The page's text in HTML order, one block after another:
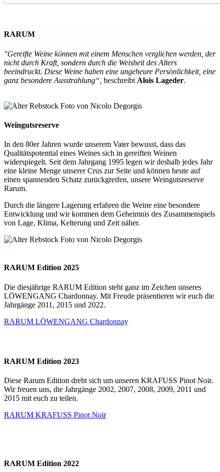
RARUM
"Gereifte Weine können mit einem Menschen verglichen werden, der
nicht durch Kraft, sondern durch die Weisheit des Alters
beeindruckt. Diese Weine haben eine ungeheure Persönlichkeit, eine
ganz besondere Ausstrahlung“, beschreibt Alois Lageder.
Weingutsreserve
In den 80er Jahren wurde unserem Vater bewusst, dass das
Qualitätspotential eines Weines sich in gereiften Weinen
widerspiegelt. Seit dem Jahrgang 1995 legen wir deshalb jedes Jahr
eine kleine Menge unserer Crus zur Seite und können heute auf
einen spannenden Schatz zurückgreifen, unsere Weingutsreserve
Rarum.
Durch die längere Lagerung erfahren die Weine eine besondere
Entwicklung und wir kommen dem Geheimnis des Zusammenspiels
von Lage, Klima, Kelterung und Zeit näher.
RARUM Edition 2025
Die diesjährige RARUM Edition steht ganz im Zeichen unseres
LÖWENGANG Chardonnay. Mit Freude präsentieren wir euch die
Jahrgänge 2011, 2015 und 2022.
RARUM LÖWENGANG Chardonnay
RARUM Edition 2023
Diese Rarum Edition dreht sich um unseren KRAFUSS Pinot Noir.
Wir freuen uns, die Jahrgänge 2002, 2007, 2008, 2009, 2011 und
2015 mit euch zu teilen.
RARUM KRAFUSS Pinot Noir
RARUM Edition 2022